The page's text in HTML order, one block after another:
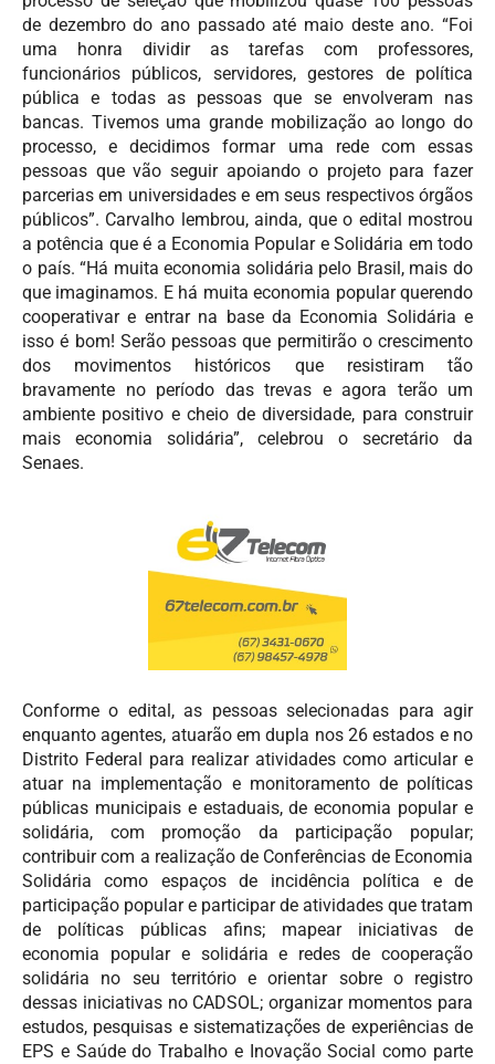
de dezembro do ano passado até maio deste ano. “Foi
uma honra dividir as tarefas com professores,
funcionários públicos, servidores, gestores de política
pública e todas as pessoas que se envolveram nas
bancas. Tivemos uma grande mobilização ao longo do
processo, e decidimos formar uma rede com essas
pessoas que vão seguir apoiando o projeto para fazer
parcerias em universidades e em seus respectivos órgãos
públicos”. Carvalho lembrou, ainda, que o edital mostrou
a potência que é a Economia Popular e Solidária em todo
o país. “Há muita economia solidária pelo Brasil, mais do
que imaginamos. E há muita economia popular querendo
cooperativar e entrar na base da Economia Solidária e
isso é bom! Serão pessoas que permitirão o crescimento
dos movimentos históricos que resistiram tão
bravamente no período das trevas e agora terão um
ambiente positivo e cheio de diversidade, para construir
mais economia solidária”, celebrou o secretário da
Senaes.
Conforme o edital, as pessoas selecionadas para agir
enquanto agentes, atuarão em dupla nos 26 estados e no
Distrito Federal para realizar atividades como articular e
atuar na implementação e monitoramento de políticas
públicas municipais e estaduais, de economia popular e
solidária, com promoção da participação popular;
contribuir com a realização de Conferências de Economia
Solidária como espaços de incidência política e de
participação popular e participar de atividades que tratam
de políticas públicas afins; mapear iniciativas de
economia popular e solidária e redes de cooperação
solidária no seu território e orientar sobre o registro
dessas iniciativas no CADSOL; organizar momentos para
estudos, pesquisas e sistematizações de experiências de
EPS e Saúde do Trabalho e Inovação Social como parte